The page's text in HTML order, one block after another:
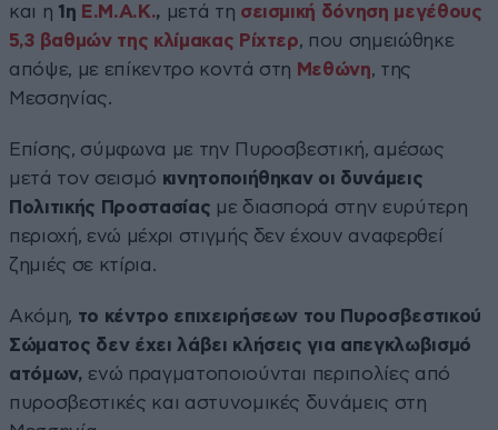
και η 1η Ε.Μ.Α.Κ., μετά τη σεισμική δόνηση μεγέθους
5,3 βαθμών της κλίμακας Ρίχτερ, που σημειώθηκε
απόψε, με επίκεντρο κοντά στη Μεθώνη, της
Μεσσηνίας.
Επίσης, σύμφωνα με την Πυροσβεστική, αμέσως
μετά τον σεισμό κινητοποιήθηκαν οι δυνάμεις
Πολιτικής Προστασίας με διασπορά στην ευρύτερη
περιοχή, ενώ μέχρι στιγμής δεν έχουν αναφερθεί
ζημιές σε κτίρια.
Ακόμη, το κέντρο επιχειρήσεων του Πυροσβεστικού
Σώματος δεν έχει λάβει κλήσεις για απεγκλωβισμό
ατόμων, ενώ πραγματοποιούνται περιπολίες από
πυροσβεστικές και αστυνομικές δυνάμεις στη